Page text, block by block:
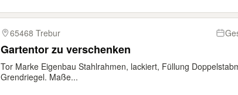
65468 Trebur
Gartentor zu verschenken
Tor Marke Eigenbau Stahlrahmen, lackiert, Füllung
Grendriegel. Maße...